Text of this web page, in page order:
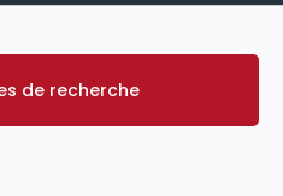
Vos critères de recherche
de recherche